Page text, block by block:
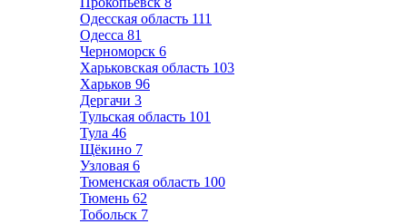
Одесская область 111
Одесса 81
Черноморск 6
Харьковская область 103
Харьков 96
Дергачи 3
Тульская область 101
Тула 46
Щёкино 7
Узловая 6
Тюменская область 100
Тюмень 62
Тобольск 7